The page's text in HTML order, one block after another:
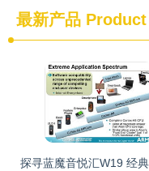
最新产品 Product